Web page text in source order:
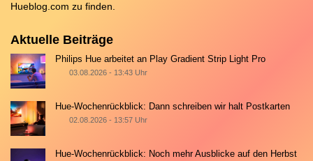
Hueblog.com zu finden.
Aktuelle Beiträge
Philips Hue arbeitet an Play Gradient Strip Light Pro
03.08.2026 - 13:43 Uhr
Hue-Wochenrückblick: Dann schreiben wir halt Postkarten
02.08.2026 - 13:57 Uhr
Hue-Wochenrückblick: Noch mehr Ausblicke auf den Herbst